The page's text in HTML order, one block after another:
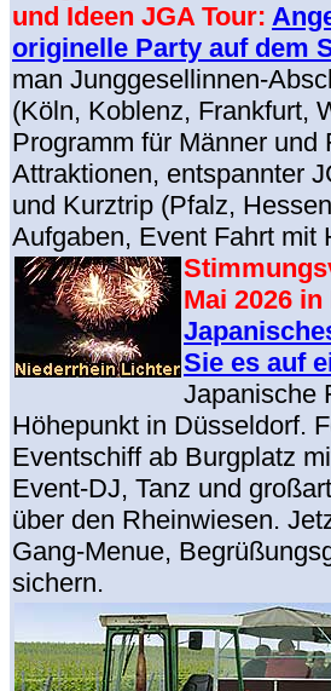
und Ideen JGA Tour:
originelle Party auf dem
man Junggesellinnen-
(Köln, Koblenz, Frankfurt,
Programm für Männer und
Attraktionen, entspannter
und Kurztrip (Pfalz,
Aufgaben, Event Fahrt mit
Mai 2026
Sie es auf
Japanische
Höhepunkt in Düsseldorf.
Eventschiff ab Burgplatz
Event-DJ, Tanz und
über den Rheinwiesen.
Gang-Menue,
sichern.